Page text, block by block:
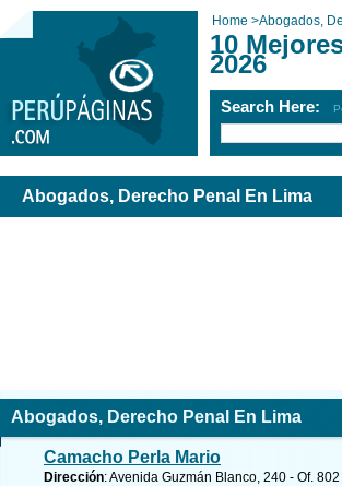
Home >Abogados,
10
2026
Search Here:
Abogados, Derecho Penal En Lima
Abogados, Derecho Penal En Lima
Camacho Perla Mario
Dirección: Avenida Guzmán Blanco, 240 - Of.